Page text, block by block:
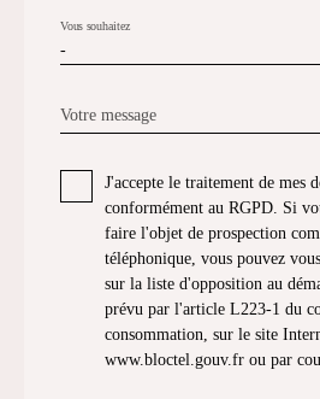
-
Vous souhaitez
Votre message
J'accepte le traitement de mes
conformément au RGPD. Si
faire l'objet de prospection
téléphonique, vous pouvez
sur la liste d'opposition au
prévu par l'article L223-1 du
consommation, sur le site
www.bloctel.gouv.fr ou par